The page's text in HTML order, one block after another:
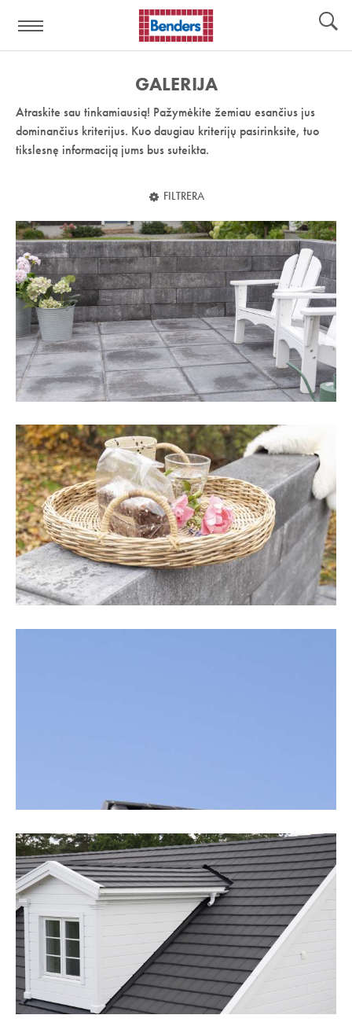
nuoroda:
GALERIJA
Atraskite sau tinkamiausią! Pažymėkite žemiau esančius jus
dominančius kriterijus. Kuo daugiau kriterijų pasirinksite, tuo
tikslesnę informaciją jums bus suteikta.
FILTRERA